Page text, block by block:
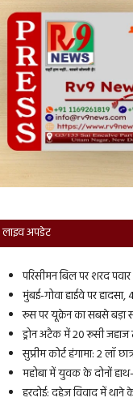
लाइव अपडेट
परिसीमन बिल पर शरद पवार
मुंबई-गोवा हाईवे पर हादसा,
रूस पर यूक्रेन का सबसे बड़ा
ड्रोन अटैक में 20 रूसी जहाज
सुप्रीम कोर्ट हंगामा: 2 लॉ
महोबा में युवक के दोनों
हरदोई: दहेज विवाद में थाने के